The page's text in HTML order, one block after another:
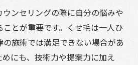
ンセリングの際に自分の悩みや
とが重要です。くせ毛は一人ひ
の施術では満足できない場合があ
にも、技術力や提案力に加え